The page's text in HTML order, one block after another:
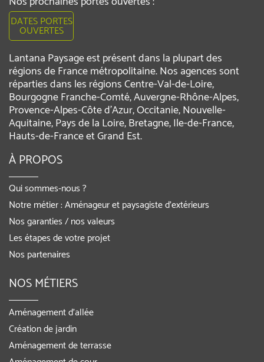
DATES PORTES
OUVERTES
Lantana Paysage est présent dans la plupart des
régions de France métropolitaine. Nos agences sont
réparties dans les régions Centre-Val-de-Loire,
Bourgogne Franche-Comté, Auvergne-Rhône-Alpes,
Provence-Alpes-Côte d'Azur, Occitanie, Nouvelle-
Aquitaine, Pays de la Loire, Bretagne, Ile-de-France,
Hauts-de-France et Grand Est.
À PROPOS
Qui sommes-nous ?
Notre métier : Aménageur et paysagiste d’extérieurs
Nos garanties / nos valeurs
Les étapes de votre projet
Nos partenaires
NOS MÉTIERS
Aménagement d’allée
Création de jardin
Aménagement de terrasse